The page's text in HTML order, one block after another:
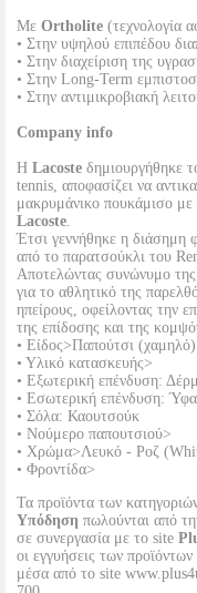
Με Ortholite (τεχνολογία
• Στην υψηλού επιπέδου
• Στην διαχείριση της
• Στην Long-Term
• Στην αντιμικροβιακή
Company info
Η Lacoste δημιουργήθηκε
tennis, αποφασίζει να
μακρυμάνικο πουκάμισο με
Lacoste.
Έτσι γεννήθηκε η διάσημη
από το παρατσούκλι του
Αποτελώντας συνώνυμο
για το αθλητικό της
ηπείρους, οφείλοντας την
της επίδοσης και της
• Είδος>Παπούτσι (χαμηλό)
• Υλικό κατασκευής>
• Εξωτερική επένδυση:
• Εσωτερική επένδυση:
• Σόλα: Καουτσούκ
• Νούμερο παπουτσιού>
• Χρώμα>Λευκό - Ροζ
• Φροντίδα>
Τα προϊόντα των
Υπόδηση πωλούνται από
σε συνεργασία με το site
οι εγγυήσεις των
μέσα από το site